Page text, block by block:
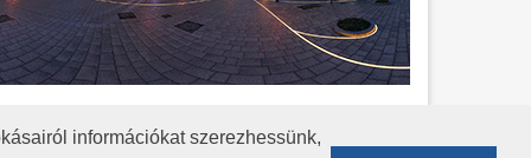
információkat szerezhessünk,
KÖZÉRDEKŰ ADATOK ADATVÉDELEM